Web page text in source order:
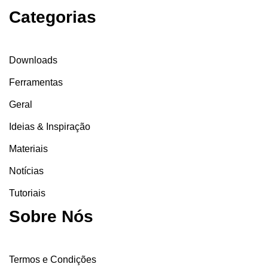
Categorias
Downloads
Ferramentas
Geral
Ideias & Inspiração
Materiais
Notícias
Tutoriais
Sobre Nós
Termos e Condições